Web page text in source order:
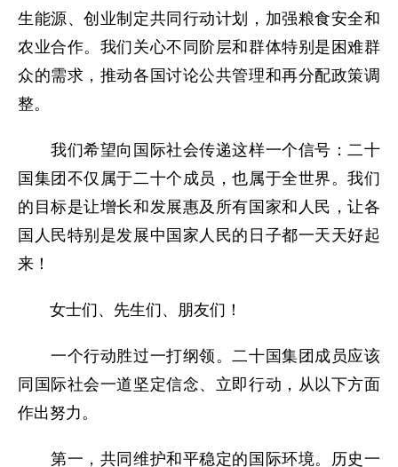
生能源、创业制定共同行动计划，加强粮食安全和
农业合作。我们关心不同阶层和群体特别是困难群
众的需求，推动各国讨论公共管理和再分配政策调
整。
我们希望向国际社会传递这样一个信号：二十
国集团不仅属于二十个成员，也属于全世界。我们
的目标是让增长和发展惠及所有国家和人民，让各
国人民特别是发展中国家人民的日子都一天天好起
来！
女士们、先生们、朋友们！
一个行动胜过一打纲领。二十国集团成员应该
同国际社会一道坚定信念、立即行动，从以下方面
作出努力。
第一，共同维护和平稳定的国际环境。历史一